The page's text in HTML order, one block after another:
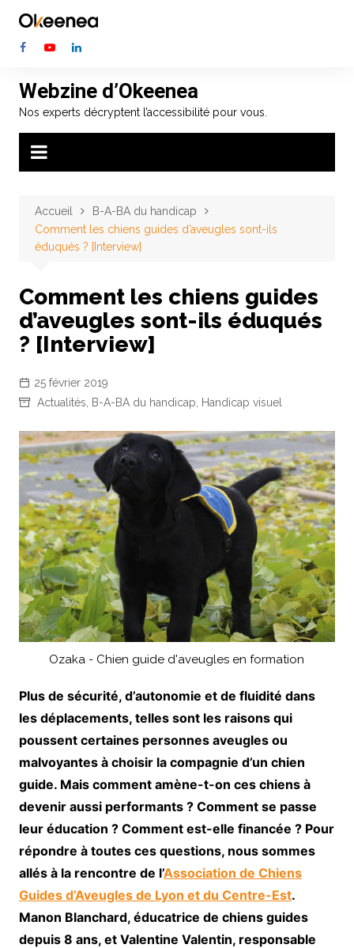
contenu
Webzine d’Okeenea
Nos experts décryptent l’accessibilité pour vous.
Accueil
B-A-BA du handicap
Comment les chiens guides d’aveugles sont-ils
éduqués ? [Interview]
Comment les chiens guides
d’aveugles sont-ils éduqués
? [Interview]
25 février 2019
Actualités
B-A-BA du handicap Handicap visuel
Ozaka - Chien guide d'aveugles en formation
Plus de sécurité, d’autonomie et de fluidité dans
les déplacements, telles sont les raisons qui
poussent certaines personnes aveugles ou
malvoyantes à choisir la compagnie d’un chien
guide. Mais comment amène-t-on ces chiens à
devenir aussi performants ? Comment se passe
leur éducation ? Comment est-elle financée ? Pour
répondre à toutes ces questions, nous sommes
allés à la rencontre de l’Association de Chiens
Guides d’Aveugles de Lyon et du Centre-Est.
Manon Blanchard, éducatrice de chiens guides
depuis 8 ans, et Valentine Valentin, responsable